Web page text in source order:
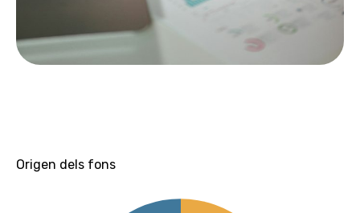
Origen dels fons